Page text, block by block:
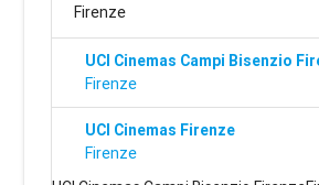
Firenze
UCI Cinemas Campi Bisenzio
Firenze
UCI Cinemas Firenze
Firenze